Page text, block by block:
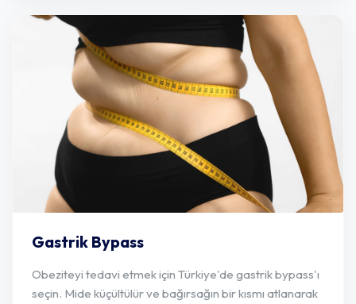
Gastrik Bypass
Obeziteyi tedavi etmek için Türkiye'de gastrik bypass'ı
seçin. Mide küçültülür ve bağırsağın bir kısmı atlanarak